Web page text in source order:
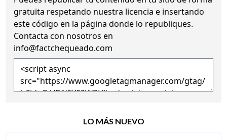
gratuita respetando nuestra licencia e insertando
este código en la página donde lo republiques.
Contacta con nosotros en
info@factchequeado.com
LO MÁS NUEVO